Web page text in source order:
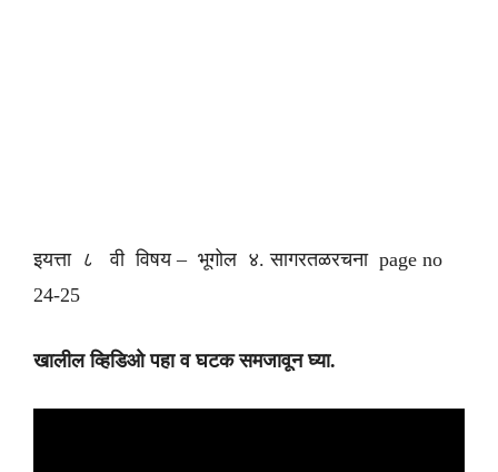
इयत्ता ८ वी विषय – भूगोल ४. सागरतळरचना page no
24-25
खालील व्हिडिओ पहा व घटक समजावून घ्या.